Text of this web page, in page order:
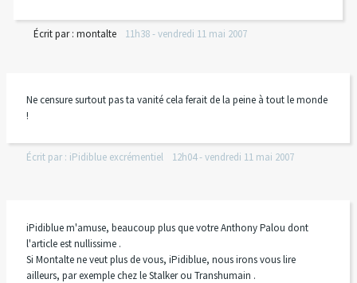
Écrit par : montalte 11h38-vendredi 11 mai 2007
Ne censure surtout pas ta vanité cela ferait de la peine à tout le monde
!
Écrit par : iPidiblue excrémentiel 12h04-vendredi 11 mai 2007
iPidiblue m'amuse, beaucoup plus que votre Anthony Palou dont
l'article est nullissime .
Si Montalte ne veut plus de vous, iPidiblue, nous irons vous lire
ailleurs, par exemple chez le Stalker ou Transhumain .